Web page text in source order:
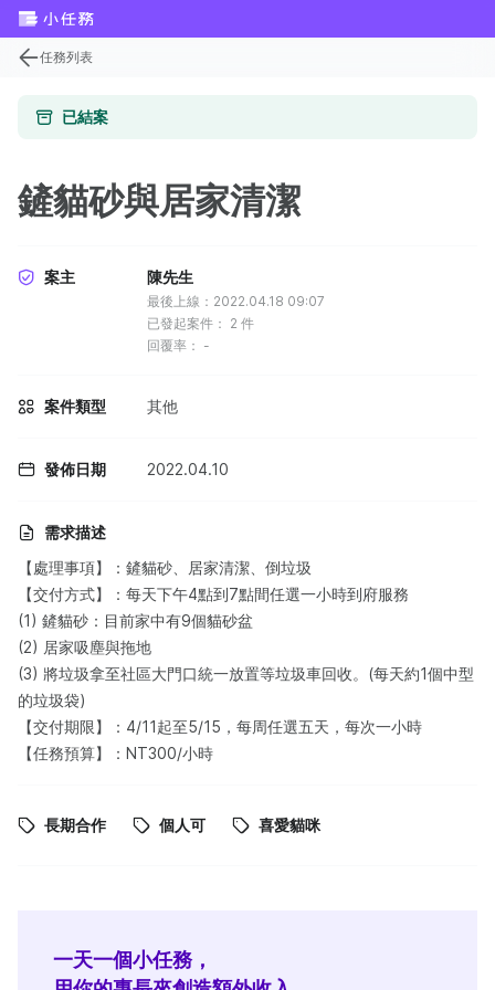
任務列表
已結案
鏟貓砂與居家清潔
案主 陳先生
最後上線：2022.04.18 09:07
已發起案件： 2 件
回覆率： -
案件類型 其他
發佈日期 2022.04.10
需求描述
【處理事項】：鏟貓砂、居家清潔、倒垃圾
【交付方式】：每天下午4點到7點間任選一小時到府服務
(1) 鏟貓砂：目前家中有9個貓砂盆
(2) 居家吸塵與拖地
(3) 將垃圾拿至社區大門口統一放置等垃圾車回收。(每天約1個中型
的垃圾袋)
【交付期限】：4/11起至5/15，每周任選五天，每次一小時
【任務預算】：NT300/小時
長期合作 個人可 喜愛貓咪
一天一個小任務，